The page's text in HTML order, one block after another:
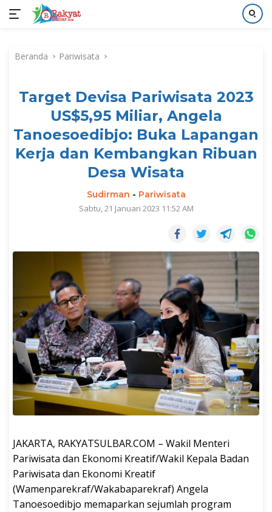
kontenBeranda Pariwisata
Target Devisa Pariwisata 2023
US$5,95 Miliar, Angela
Tanoesoedibjo: Buka Lapangan
Kerja dan Kembangkan Ribuan
Desa Wisata
Sudirman - Pariwisata
Sabtu, 21 Januari 2023 11:52 AM
JAKARTA, RAKYATSULBAR.COM – Wakil Menteri
Pariwisata dan Ekonomi Kreatif/Wakil Kepala Badan
Pariwisata dan Ekonomi Kreatif
(Wamenparekraf/Wakabaparekraf) Angela
Tanoesoedibjo memaparkan sejumlah program